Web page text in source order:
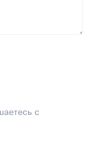
с